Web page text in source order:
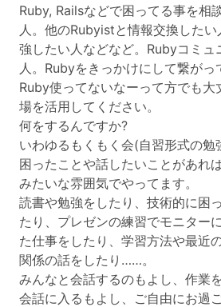
Ruby, Railsなどで困ってる事を相
人。他のRubyistと情報交換した
強したい人などなど。Rubyコミュ
人。Rubyをきっかけにして繋がっ
Ruby使ってないなーって方でも大
場を活用してください。
何をするんですか?
いわゆるもくもく会(自習形式の勉
困ったことや話したいことがあれ
みたいな雰囲気でやってます。
読書や勉強をしたり、技術的に困
たり、プレゼンの練習でモニター
た仕事をしたり、学習方法や最近
関係の話をしたり……。
みんなと会話するのもよし、作業
会話に入るもよし、ご自由にお過